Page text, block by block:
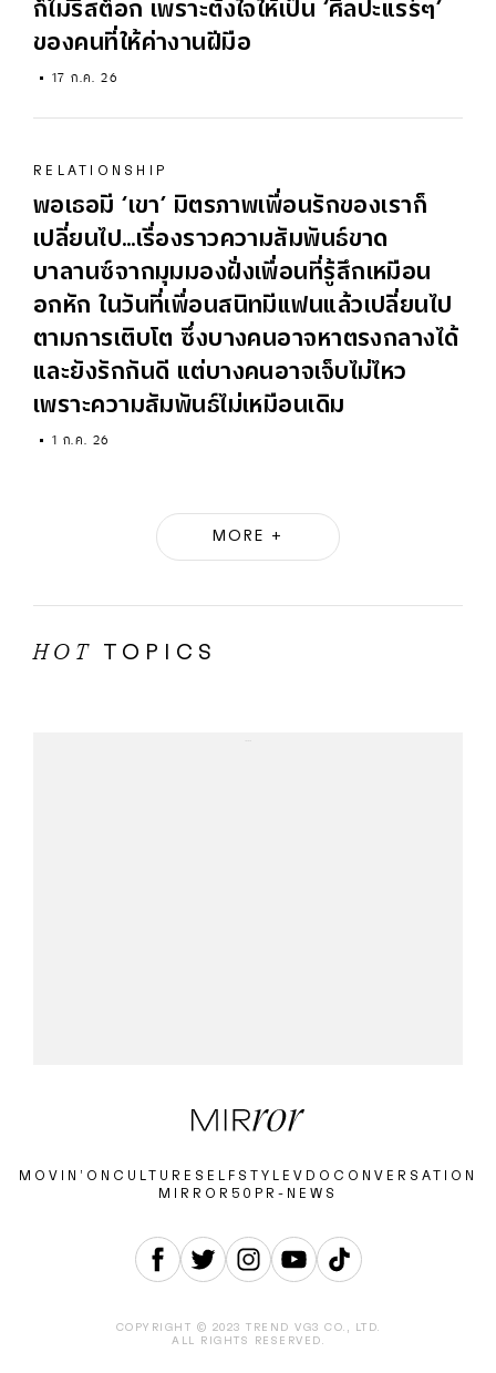
ก็ไม่รีสต็อก เพราะตั้งใจให้เป็น ‘ศิลปะแรร์ๆ’
ของคนที่ให้ค่างานฝีมือ
17 ก.ค. 26
RELATIONSHIP
พอเธอมี ‘เขา’ มิตรภาพเพื่อนรักของเราก็
เปลี่ยนไป…เรื่องราวความสัมพันธ์ขาด
บาลานซ์จากมุมมองฝั่งเพื่อนที่รู้สึกเหมือน
อกหัก ในวันที่เพื่อนสนิทมีแฟนแล้วเปลี่ยนไป
ตามการเติบโต ซึ่งบางคนอาจหาตรงกลางได้
และยังรักกันดี แต่บางคนอาจเจ็บไม่ไหว
เพราะความสัมพันธ์ไม่เหมือนเดิม
1 ก.ค. 26
MORE +
HOT TOPICS
MOVIN’ON CULTURE SELF STYLE VDO CONVERSATION
MIRROR50 PR-NEWS
COPYRIGHT © 2023 TREND VG3 CO., LTD.
ALL RIGHTS RESERVED.